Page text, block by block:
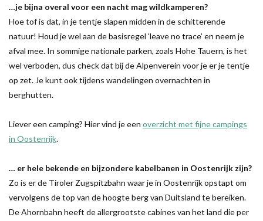
…je bijna overal voor een nacht mag wildkamperen?
Hoe tof is dat, in je tentje slapen midden in de schitterende
natuur! Houd je wel aan de basisregel ‘leave no trace’ en neem je
afval mee. In sommige nationale parken, zoals Hohe Tauern, is het
wel verboden, dus check dat bij de Alpenverein voor je er je tentje
op zet. Je kunt ook tijdens wandelingen overnachten in
berghutten.
Liever een camping? Hier vind je een overzicht met fijne campings
in Oostenrijk.
… er hele bekende en bijzondere kabelbanen in Oostenrijk zijn?
Zo is er de Tiroler Zugspitzbahn waar je in Oostenrijk opstapt om
vervolgens de top van de hoogte berg van Duitsland te bereiken.
De Ahornbahn heeft de allergrootste cabines van het land die per